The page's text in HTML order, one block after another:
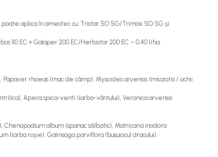
aplica în amestec cu: Tristar SO SG/Trimax SO SG şi
110 EC + Galaper 200 EC/Herbistar 200 EC – 0,40 I/ha.
rhoeas (mac de câmp), Mysoides arvensis (miozotis / ochii
Apera spica-venti (iarba-vântului), Veronica arvensis
album (spanac sălbatic), Matrica­ria inodora
(iarba roşie), Galinsoga parvi­flora (busuiocul dracului).